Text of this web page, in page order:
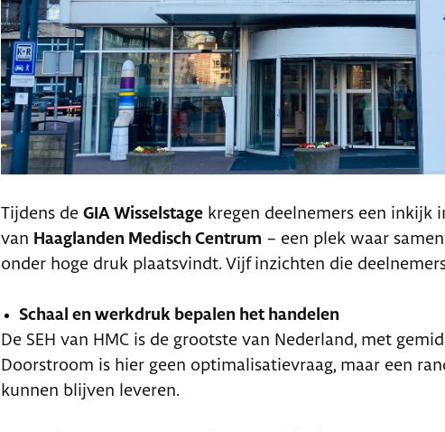
Tijdens de GIA Wisselstage kregen deelnemers een inkijk
van Haaglanden Medisch Centrum – een plek waar
onder hoge druk plaatsvindt. Vijf inzichten die
Schaal en werkdruk bepalen het handelen
De SEH van HMC is de grootste van Nederland, met
Doorstroom is hier geen optimalisatievraag, maar een
kunnen blijven leveren.